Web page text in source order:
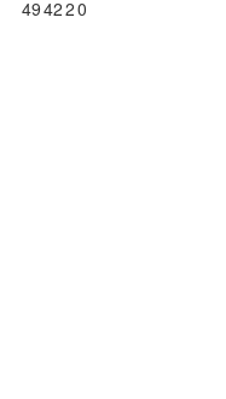
494220